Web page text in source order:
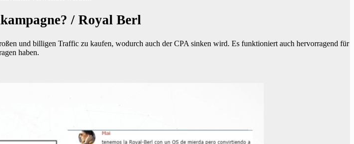
/ Royal Berl
und billigen Traffic zu kaufen, wodurch auch der CPA sinken wird. Es funktioniert auch hervorragend für
haben.